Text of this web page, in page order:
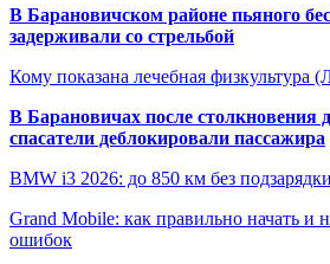
В Барановичском районе пьяного
задерживали со стрельбой
Кому показана лечебная физкультура
В Барановичах после столкновения
спасатели деблокировали пассажира
BMW i3 2026: до 850 км без подзарядки
Grand Mobile: как правильно начать и
ошибок